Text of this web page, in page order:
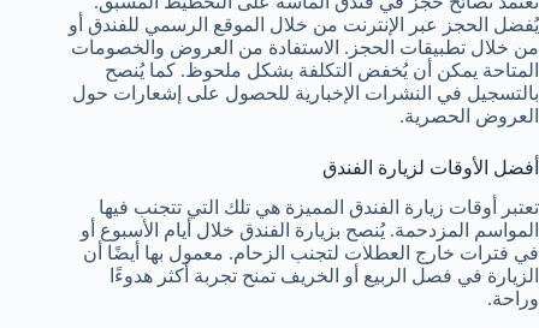
يُفضل الحجز عبر الإنترنت من خلال الموقع الرسمي للفندق أو
من خلال تطبيقات الحجز. الاستفادة من العروض والخصومات
المتاحة يمكن أن يُخفض التكلفة بشكل ملحوظ. كما يُنصح
بالتسجيل في النشرات الإخبارية للحصول على إشعارات حول
العروض الحصرية.
أفضل الأوقات لزيارة الفندق
تعتبر أوقات زيارة الفندق المميزة هي تلك التي تتجنب فيها
المواسم المزدحمة. يُنصح بزيارة الفندق خلال أيام الأسبوع أو
في فترات خارج العطلات لتجنب الزحام. معمول بها أيضًا أن
الزيارة في فصل الربيع أو الخريف تمنح تجربة أكثر هدوءًا
وراحة.